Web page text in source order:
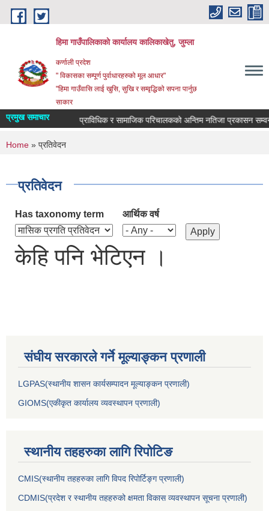
Skip to main content
हिमा गाउँपालिकाकाे कार्यालय कालिकाखेतु, जुम्ला
कर्णाली प्रदेश
" विकासका सम्पूर्ण पुर्वाधारहरुको मूल आधार"
"हिमा गाउँवासि लाई खुसि, सुखि र सम्वृद्धिको सपना पार्नुछ
साकार
प्रमुख समाचार वास प्राविधिक र सामाजिक परिचालकको अन्तिम नतिजा प्रकासन
You are here
Home » प्रतिवेदन
प्रतिवेदन
Has taxonomy term आर्थिक वर्ष
केहि पनि भेटिएन ।
संघीय सरकारले गर्ने मूल्याङ्कन प्रणाली
LGPAS(स्थानीय शासन कार्यसम्पादन मूल्याङ्कन प्रणाली)
GIOMS(एकीकृत कार्यालय व्यवस्थापन प्रणाली)
स्थानीय तहहरुका लागि रिपोटिङ
CMIS(स्थानीय तहहरुका लागि विपद रिपोर्टिङ्ग प्रणाली)
CDMIS(प्रदेश र स्थानीय तहहरुको क्षमता विकास व्यवस्थापन सूचना प्रणाली)